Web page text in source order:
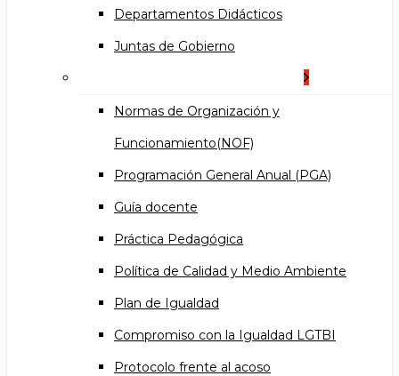
Departamentos Didácticos
Juntas de Gobierno
Normas de Organización y
Funcionamiento(NOF)
Programación General Anual (PGA)
Guía docente
Práctica Pedagógica
Política de Calidad y Medio Ambiente
Plan de Igualdad
Compromiso con la Igualdad LGTBI
Protocolo frente al acoso